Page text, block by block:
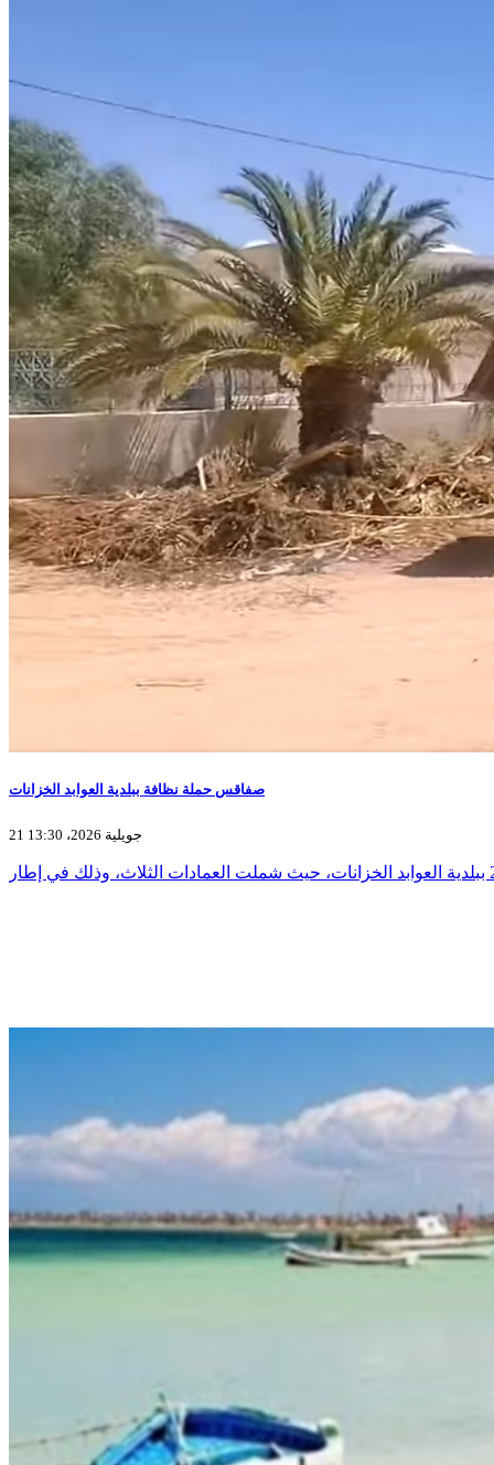
صفاقس حملة نظافة ببلدية العوابد الخزانات
21 جويلية 2026، 13:30